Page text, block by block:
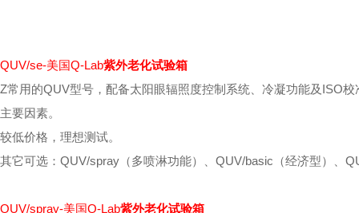
QUV/se-美国Q-Lab紫外老化试验箱
Z常用的QUV型号，配备太阳眼辐照度控制系统、冷凝功能及 ISO校
主要因素。
较低价格，理想测试。
其它可选： QUV/spray （多喷淋功能）、 QUV/basic （经济型）、
QUV/spray-美国Q-Lab紫外老化试验箱